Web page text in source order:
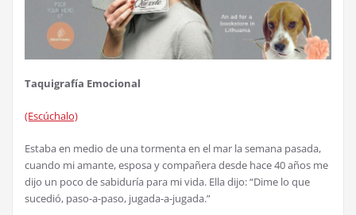
Taquigrafía Emocional
(Escúchalo)
Estaba en medio de una tormenta en el mar la semana pasada,
cuando mi amante, esposa y compañera desde hace 40 años me
dijo un poco de sabiduría para mi vida. Ella dijo: “Dime lo que
sucedió, paso-a-paso, jugada-a-jugada.”